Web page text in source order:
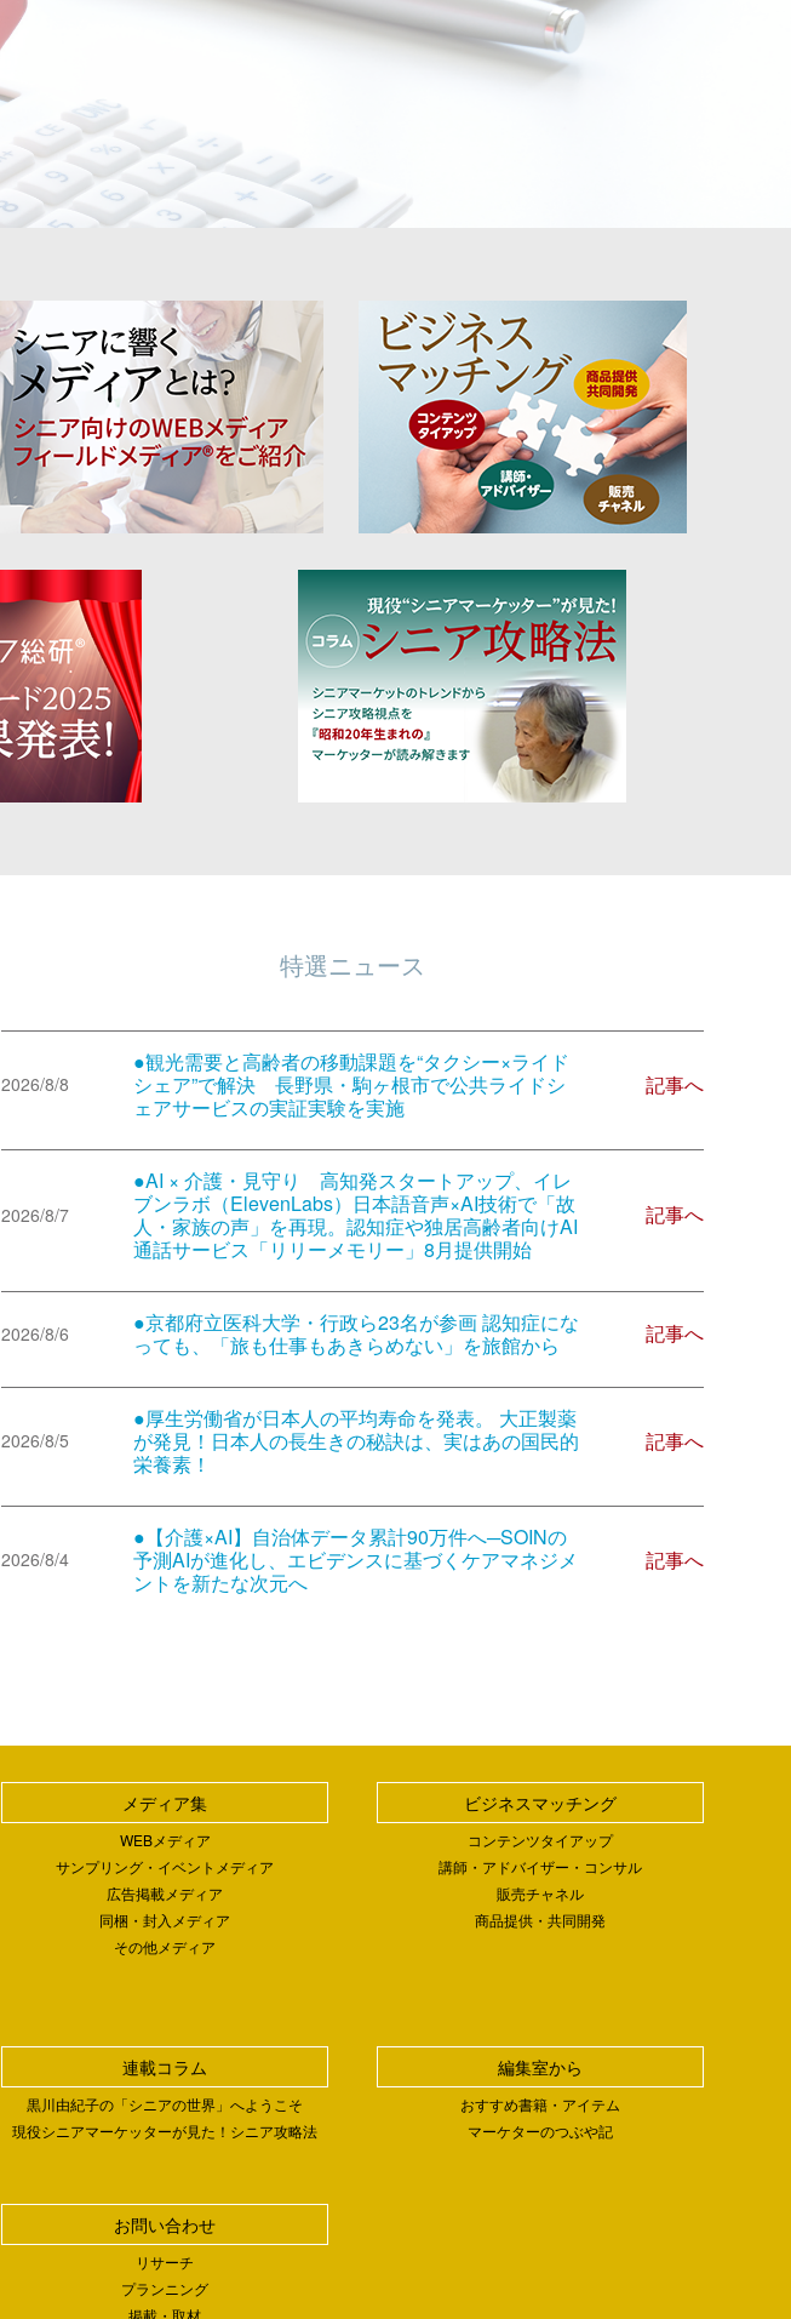
特選ニュース
2026/8/8
●観光需要と高齢者の移動課題を“タクシー×ライド
シェア”で解決 長野県・駒ヶ根市で公共ライドシ
ェアサービスの実証実験を実施
記事へ
2026/8/7
●AI × 介護・見守り 高知発スタートアップ、イレ
ブンラボ（ElevenLabs）日本語音声×AI技術で「故
人・家族の声」を再現。認知症や独居高齢者向けAI
通話サービス「リリーメモリー」8月提供開始
記事へ
2026/8/6
●京都府立医科大学・行政ら23名が参画 認知症にな
っても、「旅も仕事もあきらめない」を旅館から
記事へ
2026/8/5
●厚生労働省が日本人の平均寿命を発表。 大正製薬
が発見！日本人の長生きの秘訣は、実はあの国民的
栄養素！
記事へ
2026/8/4
●【介護×AI】自治体データ累計90万件へ─SOINの
予測AIが進化し、エビデンスに基づくケアマネジメ
ントを新たな次元へ
記事へ
メディア集
WEBメディア
サンプリング・イベントメディア
広告掲載メディア
同梱・封入メディア
その他メディア
ビジネスマッチング
コンテンツタイアップ
講師・アドバイザー・コンサル
販売チャネル
商品提供・共同開発
連載コラム
黒川由紀子の「シニアの世界」へようこそ
現役シニアマーケッターが見た！シニア攻略法
編集室から
おすすめ書籍・アイテム
マーケターのつぶや記
お問い合わせ
リサーチ
プランニング
掲載・取材